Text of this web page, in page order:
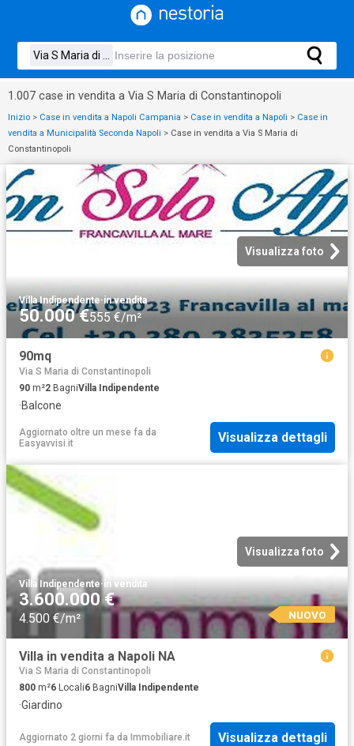
1.007 case in vendita a Via S Maria di Constantinopoli
Inizio > Case in vendita a Napoli Campania > Case in vendita a Napoli > Case in
vendita a Municipalità Seconda Napoli > Case in vendita a Via S Maria di
Constantinopoli
Visualizza foto
Villa Indipendente·in vendita
50.000 €555 €/m²
90mq
Via S Maria di Constantinopoli
90 m²2 BagniVilla Indipendente
·Balcone
Aggiornato oltre un mese fa da
Easyavvisi.it
Visualizza dettagli
Visualizza foto
Villa Indipendente·in vendita
3.600.000 €
4.500 €/m² NUOVO
Villa in vendita a Napoli NA
Via S Maria di Constantinopoli
800 m²6 Locali6 BagniVilla Indipendente
·Giardino
Aggiornato 2 giorni fa da Immobiliare.it Visualizza dettagli